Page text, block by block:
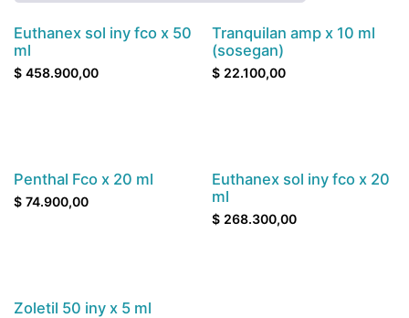
Contáctenos antes de comprar
Euthanex sol iny fco x 50
ml
$ 458.900,00
Tranquilan amp x 10 ml
(sosegan)
$ 22.100,00
Contáctenos antes de comprar
Penthal Fco x 20 ml
$ 74.900,00 Contáctenos antes de comprar
Euthanex sol iny fco x 20
ml
$ 268.300,00
Zoletil 50 iny x 5 ml